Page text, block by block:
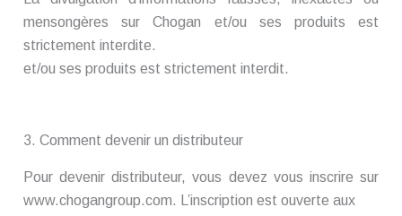
mensongères sur Chogan et/ou ses produits est
strictement interdite.
et/ou ses produits est strictement interdit.
3. Comment devenir un distributeur
Pour devenir distributeur, vous devez vous inscrire sur
www.chogangroup.com. L’inscription est ouverte aux